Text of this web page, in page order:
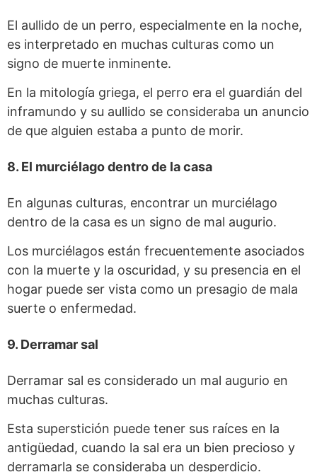
El aullido de un perro, especialmente en la noche,
es interpretado en muchas culturas como un
signo de muerte inminente.
En la mitología griega, el perro era el guardián del
inframundo y su aullido se consideraba un anuncio
de que alguien estaba a punto de morir.
8. El murciélago dentro de la casa
En algunas culturas, encontrar un murciélago
dentro de la casa es un signo de mal augurio.
Los murciélagos están frecuentemente asociados
con la muerte y la oscuridad, y su presencia en el
hogar puede ser vista como un presagio de mala
suerte o enfermedad.
9. Derramar sal
Derramar sal es considerado un mal augurio en
muchas culturas.
Esta superstición puede tener sus raíces en la
antigüedad, cuando la sal era un bien precioso y
derramarla se consideraba un desperdicio.